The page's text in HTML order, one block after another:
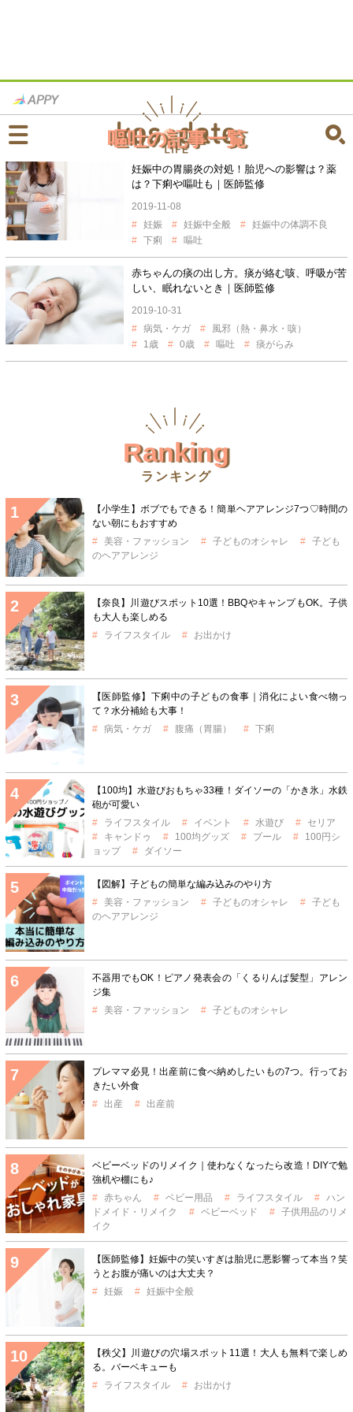
嘔吐の記事一覧
妊娠中の胃腸炎の対処！胎児への影響は？薬
は？下痢や嘔吐も｜医師監修
2019-11-08
妊娠
妊娠中全般
妊娠中の体調不良
下痢
嘔吐
赤ちゃんの痰の出し方。痰が絡む咳、呼吸が苦
しい、眠れないとき｜医師監修
2019-10-31
病気・ケガ
風邪（熱・鼻水・咳）
1歳
0歳 嘔吐 痰がらみ
Ranking
ランキング
【小学生】ボブでもできる！簡単ヘアアレンジ7つ♡時間の
ない朝にもおすすめ
美容・ファッション
子どものオシャレ
子ども
のヘアアレンジ
【奈良】川遊びスポット10選！BBQやキャンプもOK。子供
も大人も楽しめる
ライフスタイル
お出かけ
【医師監修】下痢中の子どもの食事｜消化によい食べ物っ
て？水分補給も大事！
病気・ケガ
腹痛（胃腸） 下痢
【100均】水遊びおもちゃ33種！ダイソーの「かき氷」水鉄
砲が可愛い
ライフスタイル
イベント 水遊び
セリア
キャンドゥ
100均グッズ プール
100円シ
ョップ
ダイソー
【図解】子どもの簡単な編み込みのやり方
美容・ファッション
子どものオシャレ
子ども
のヘアアレンジ
不器用でもOK！ピアノ発表会の「くるりんぱ髪型」アレン
ジ集
美容・ファッション
子どものオシャレ
プレママ必見！出産前に食べ納めしたいもの7つ。行ってお
きたい外食
出産
出産前
ベビーベッドのリメイク｜使わなくなったら改造！DIYで勉
強机や棚にも♪
赤ちゃん
ベビー用品 ライフスタイル
ハン
ドメイド・リメイク
ベビーベッド
子供用品のリメ
イク
【医師監修】妊娠中の笑いすぎは胎児に悪影響って本当？笑
うとお腹が痛いのは大丈夫？
妊娠
妊娠中全般
【秩父】川遊びの穴場スポット11選！大人も無料で楽しめ
る。バーベキューも
ライフスタイル
お出かけ